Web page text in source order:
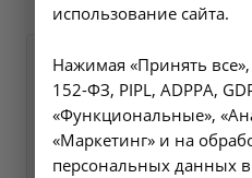
Оформите заявку на
мы свяжемся с
ближайшее время и
на все
использование сайта.
Нажимая «Принять
152-ФЗ, PIPL, ADPPA,
«Функциональные»,
«Маркетинг» и на
персональных данных